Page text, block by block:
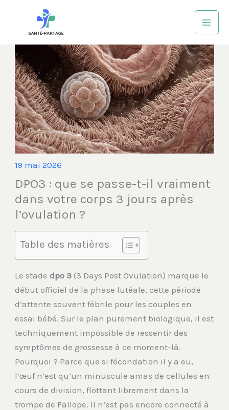
contenu
19 mai 2026
DPO3 : que se passe-t-il vraiment
dans votre corps 3 jours après
l’ovulation ?
Table des matières
Le stadedpo 3 (3 Days Post Ovulation) marque le
début officiel de la phase lutéale, cette période
d’attente souvent fébrile pour les couples en
essai bébé. Sur le plan purement biologique, il est
techniquement impossible de ressentir des
symptômes de grossesse à ce moment-là.
Pourquoi ? Parce que si fécondation il y a eu,
l’œuf n’est qu’un minuscule amas de cellules en
cours de division, flottant librement dans la
trompe de Fallope. Il n’est pas encore connecté à